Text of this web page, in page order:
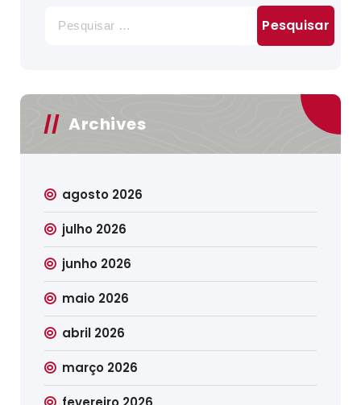
por:
Archives
agosto 2026
julho 2026
junho 2026
maio 2026
abril 2026
março 2026